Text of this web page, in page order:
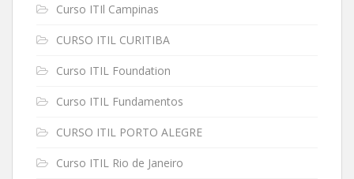
Curso ITIl Campinas
CURSO ITIL CURITIBA
Curso ITIL Foundation
Curso ITIL Fundamentos
CURSO ITIL PORTO ALEGRE
Curso ITIL Rio de Janeiro